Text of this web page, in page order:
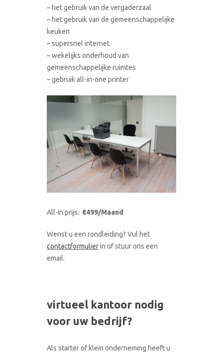
– het gebruik van de vergaderzaal
– het gebruik van de gemeenschappelijke
keuken
– supersnel internet
– wekelijks onderhoud van
gemeenschappelijke ruimtes
– gebruik all-in-one printer
All-in prijs: €499/Maand
Wenst u een rondleiding? Vul het
contactformulierin of stuur ons een
email.
virtueel kantoor nodig
voor uw bedrijf?
Als starter of klein onderneming heeft u